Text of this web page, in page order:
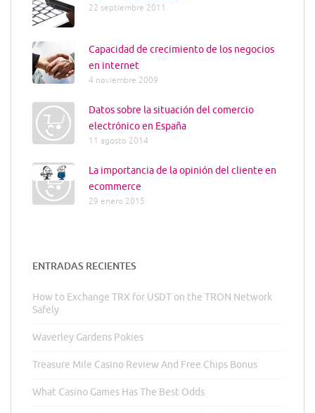
22 septiembre 2011
Capacidad de crecimiento de los negocios
en internet
4 noviembre 2009
Datos sobre la situación del comercio
electrónico en España
11 agosto 2014
La importancia de la opinión del cliente en
ecommerce
29 enero 2015
ENTRADAS RECIENTES
How to Exchange TRX for USDT on the TRON Network
Safely
Waverley Gardens Pokies
Treasure Mile Casino Review And Free Chips Bonus
What Casino Games Has The Best Odds